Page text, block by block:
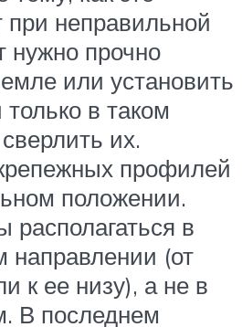
при неправильной
нужно прочно
или установить
в таком
их.
профилей
положении.
в
направлении (от
к ее низу), а не в
В последнем